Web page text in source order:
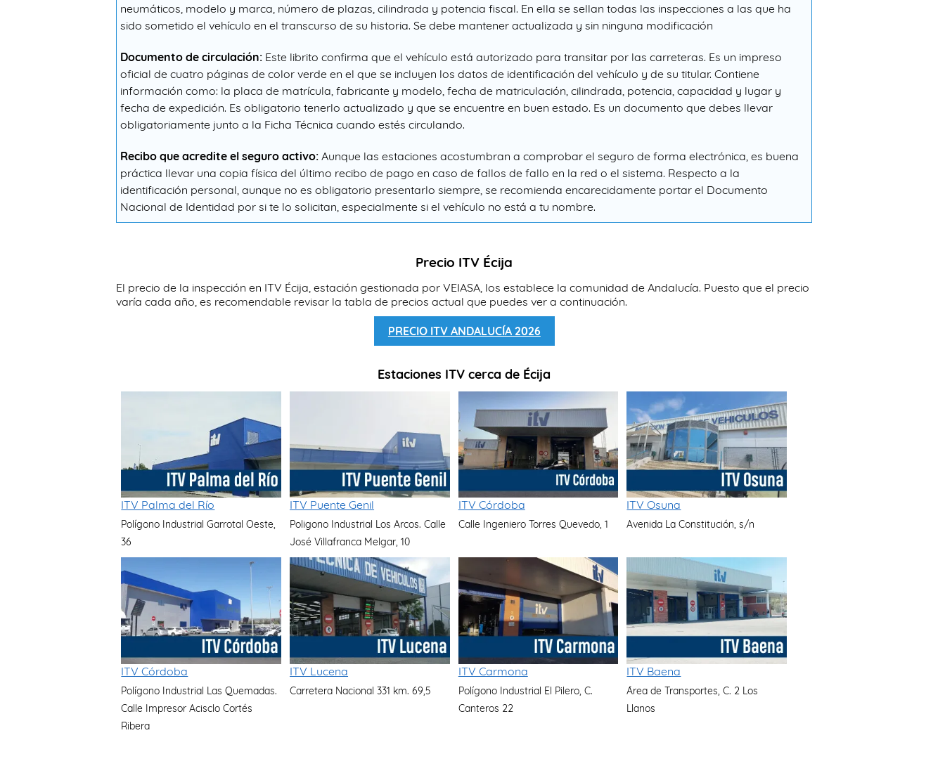
neumáticos, modelo y marca, número de plazas, cilindrada y potencia fiscal. En ella se sellan todas las inspecciones a las que ha
sido sometido el vehículo en el transcurso de su historia. Se debe mantener actualizada y sin ninguna modificación
Documento de circulación: Este librito confirma que el vehículo está autorizado para transitar por las carreteras. Es un impreso
oficial de cuatro páginas de color verde en el que se incluyen los datos de identificación del vehículo y de su titular. Contiene
información como: la placa de matrícula, fabricante y modelo, fecha de matriculación, cilindrada, potencia, capacidad y lugar y
fecha de expedición. Es obligatorio tenerlo actualizado y que se encuentre en buen estado. Es un documento que debes llevar
obligatoriamente junto a la Ficha Técnica cuando estés circulando.
Recibo que acredite el seguro activo: Aunque las estaciones acostumbran a comprobar el seguro de forma electrónica, es buena
práctica llevar una copia física del último recibo de pago en caso de fallos de fallo en la red o el sistema. Respecto a la
identificación personal, aunque no es obligatorio presentarlo siempre, se recomienda encarecidamente portar el Documento
Nacional de Identidad por si te lo solicitan, especialmente si el vehículo no está a tu nombre.
Precio ITV Écija
El precio de la inspección en ITV Écija, estación gestionada por VEIASA, los establece la comunidad de Andalucía. Puesto que el precio
varía cada año, es recomendable revisar la tabla de precios actual que puedes ver a continuación.
PRECIO ITV ANDALUCÍA 2026
Estaciones ITV cerca de Écija
ITV Palma del Río
Polígono Industrial Garrotal Oeste,
36
ITV Puente Genil
Poligono Industrial Los Arcos. Calle
José Villafranca Melgar, 10
ITV Córdoba
Calle Ingeniero Torres Quevedo, 1
ITV Osuna
Avenida La Constitución, s/n
ITV Córdoba
Polígono Industrial Las Quemadas.
Calle Impresor Acisclo Cortés
Ribera
ITV Lucena
Carretera Nacional 331 km. 69,5
ITV Carmona
Polígono Industrial El Pilero, C.
Canteros 22
ITV Baena
Área de Transportes, C. 2 Los
Llanos